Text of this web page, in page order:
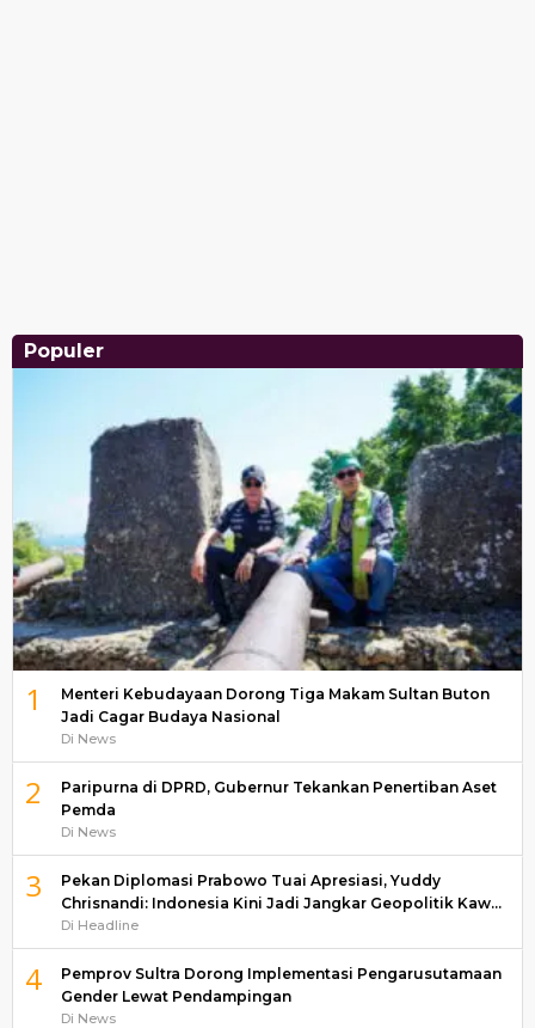
Populer
1
Menteri Kebudayaan Dorong Tiga Makam Sultan Buton
Jadi Cagar Budaya Nasional
Di News
2
Paripurna di DPRD, Gubernur Tekankan Penertiban Aset
Pemda
Di News
3
Pekan Diplomasi Prabowo Tuai Apresiasi, Yuddy
Chrisnandi: Indonesia Kini Jadi Jangkar Geopolitik Kaw…
Di Headline
4
Pemprov Sultra Dorong Implementasi Pengarusutamaan
Gender Lewat Pendampingan
Di News